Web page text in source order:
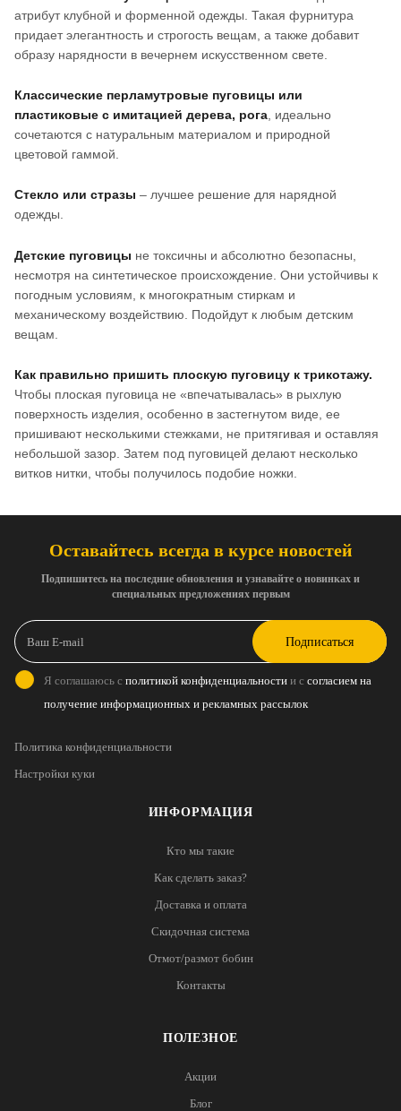
атрибут клубной и форменной одежды. Такая фурнитура
придает элегантность и строгость вещам, а также добавит
образу нарядности в вечернем искусственном свете.
Классические перламутровые пуговицы или
пластиковые с имитацией дерева, рога , идеально
сочетаются с натуральным материалом и природной
цветовой гаммой.
Стекло или стразы – лучшее решение для нарядной
одежды.
Детские пуговицы не токсичны и абсолютно безопасны,
несмотря на синтетическое происхождение. Они устойчивы к
погодным условиям, к многократным стиркам и
механическому воздействию. Подойдут к любым детским
вещам.
Как правильно пришить плоскую пуговицу к трикотажу.
Чтобы плоская пуговица не «впечатывалась» в рыхлую
поверхность изделия, особенно в застегнутом виде, ее
пришивают несколькими стежками, не притягивая и оставляя
небольшой зазор. Затем под пуговицей делают несколько
витков нитки, чтобы получилось подобие ножки.
ИНФОРМАЦИЯ
Кто мы такие
Как сделать заказ?
Доставка и оплата
Скидочная система
Отмот/размот бобин
Контакты
ПОЛЕЗНОЕ
Акции
Блог
Оставайтесь всегда в курсе новостей
Подпишитесь на последние обновления и узнавайте о новинках и
специальных предложениях первым
Подписаться
Я соглашаюсь с политикой конфиденциальности и с согласием на
получение информационных и рекламных рассылок
Политика конфиденциальности
Настройки куки